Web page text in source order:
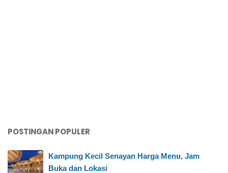
POSTINGAN POPULER
Kampung Kecil Senayan Harga Menu, Jam
Buka dan Lokasi